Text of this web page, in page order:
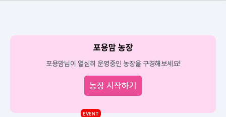
포용맘 농장
포용맘님이 열심히 운영중인 농장을 구경해보세요!
농장 시작하기
EVENT